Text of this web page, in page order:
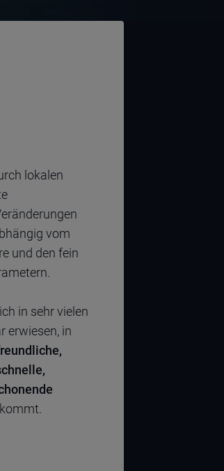
lokalen
vom
und den fein
in sehr vielen
erwiesen, in